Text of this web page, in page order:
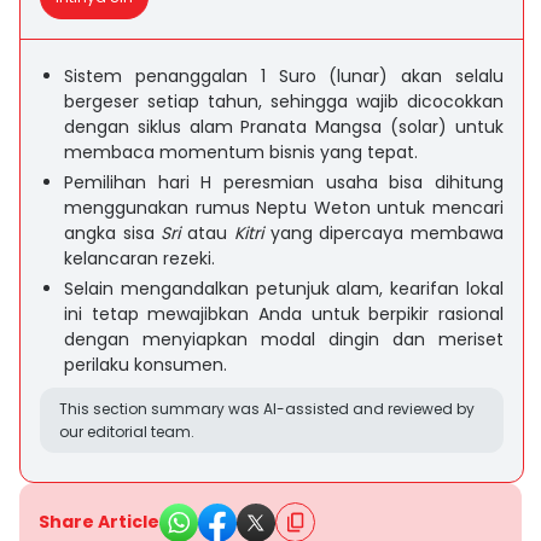
Sistem penanggalan 1 Suro (lunar) akan selalu
bergeser setiap tahun, sehingga wajib dicocokkan
dengan siklus alam Pranata Mangsa (solar) untuk
membaca momentum bisnis yang tepat.
Pemilihan hari H peresmian usaha bisa dihitung
menggunakan rumus Neptu Weton untuk mencari
angka sisa Sriatau Kitriyang dipercaya membawa
kelancaran rezeki.
Selain mengandalkan petunjuk alam, kearifan lokal
ini tetap mewajibkan Anda untuk berpikir rasional
dengan menyiapkan modal dingin dan meriset
perilaku konsumen.
This section summary was AI-assisted and reviewed by
our editorial team.
Share Article